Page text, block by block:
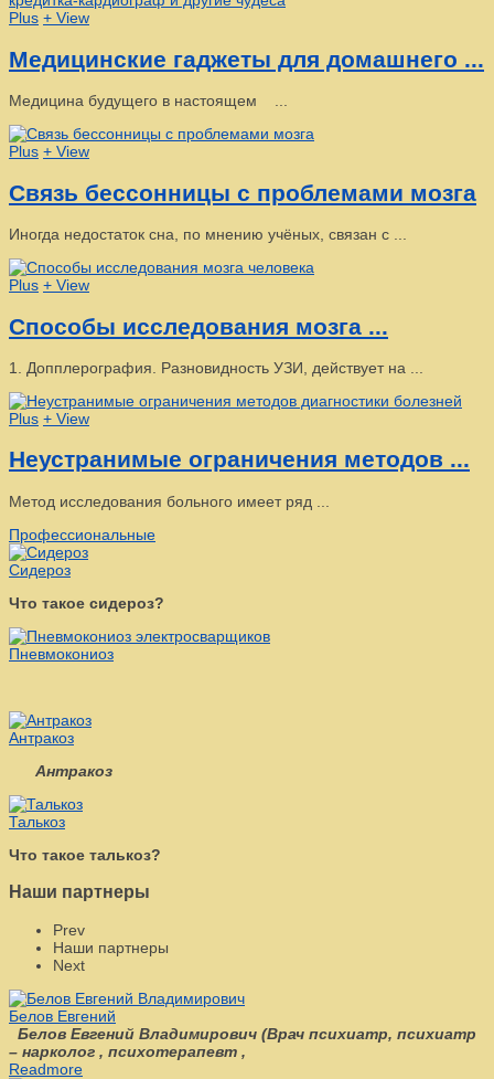
Plus + View
Медицинские гаджеты для домашнего ...
Медицина будущего в настоящем ...
Plus + View
Связь бессонницы с проблемами мозга
Иногда недостаток сна, по мнению учёных, связан с ...
Plus + View
Способы исследования мозга ...
1. Допплерография. Разновидность УЗИ, действует на ...
Plus + View
Неустранимые ограничения методов ...
Метод исследования больного имеет ряд ...
Профессиональные
Сидероз
Что такое сидероз?
Пневмокониоз
Антракоз
Антракоз
Талькоз
Что такое талькоз?
Наши партнеры
Prev
Наши партнеры
Next
Белов Евгений
Белов Евгений Владимирович (Врач психиатр, психиатр
– нарколог , психотерапевт ,
Readmore